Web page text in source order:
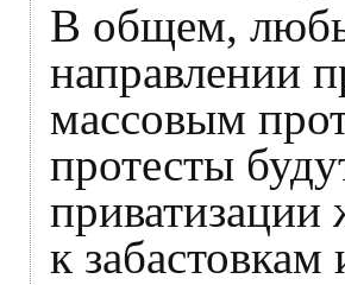
В общем,
направлении
массовым
протесты
приватизации
к